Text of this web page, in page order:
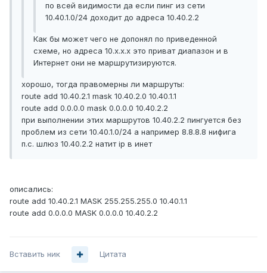
по всей видимости да если пинг из сети
10.40.1.0/24 доходит до адреса 10.40.2.2
Как бы может чего не допонял по приведенной
схеме, но адреса 10.х.х.х это приват диапазон и в
Интернет они не маршрутизируются.
хорошо, тогда правомерны ли маршруты:
route add 10.40.2.1 mask 10.40.2.0 10.40.1.1
route add 0.0.0.0 mask 0.0.0.0 10.40.2.2
при выполнении этих маршрутов 10.40.2.2 пингуется без
проблем из сети 10.40.1.0/24 а например 8.8.8.8 нифига
п.с. шлюз 10.40.2.2 натит ip в инет
описались:
route add 10.40.2.1 MASK 255.255.255.0 10.40.1.1
route add 0.0.0.0 MASK 0.0.0.0 10.40.2.2
Вставить ник Цитата